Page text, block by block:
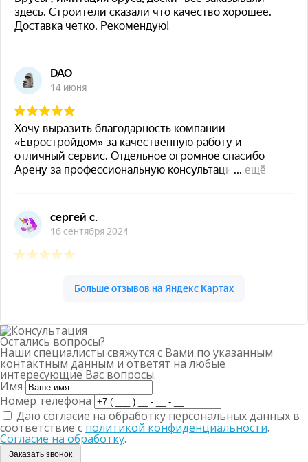
Остались вопросы?
Наши специалисты свяжутся с Вами по указанным
контактным данным и ответят на любые
интересующие Вас вопросы.
Имя
Номер телефона
Даю согласие на обработку персональных данных в
соответствие с политикой конфиденциальности.
Согласие на обработку.
Заказать звонок